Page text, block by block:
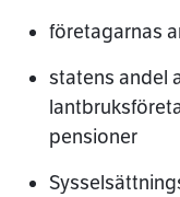
företagarnas
statens andel
pensioner